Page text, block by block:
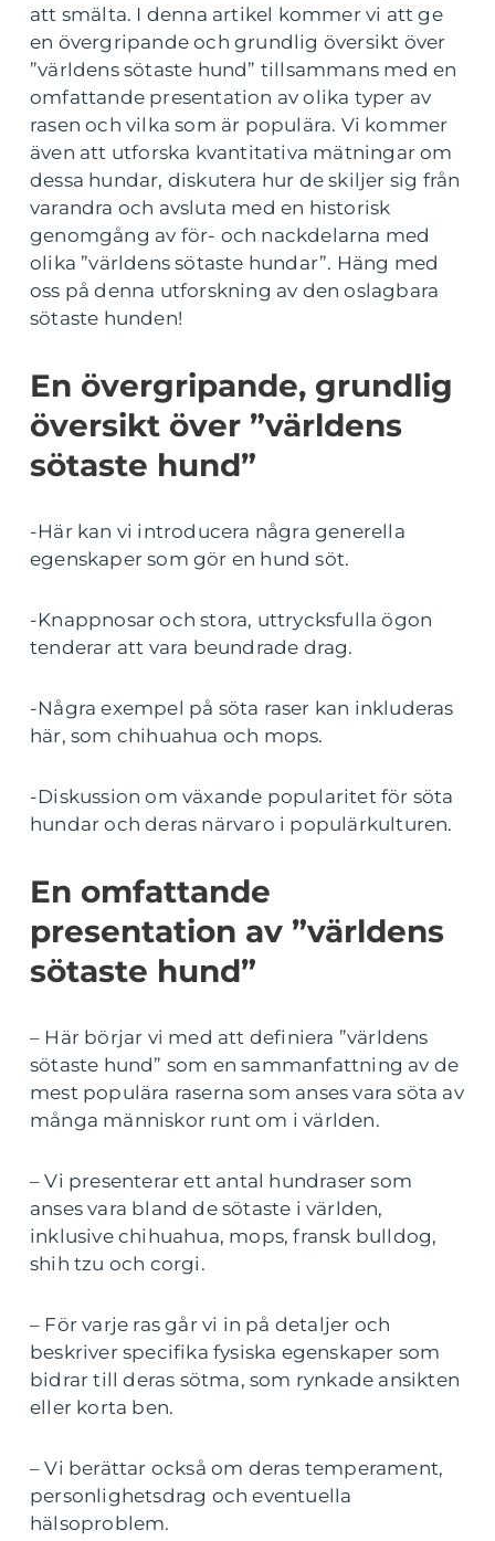
att smälta. I denna artikel kommer vi att ge
en övergripande och grundlig översikt över
”världens sötaste hund” tillsammans med en
omfattande presentation av olika typer av
rasen och vilka som är populära. Vi kommer
även att utforska kvantitativa mätningar om
dessa hundar, diskutera hur de skiljer sig från
varandra och avsluta med en historisk
genomgång av för- och nackdelarna med
olika ”världens sötaste hundar”. Häng med
oss på denna utforskning av den oslagbara
sötaste hunden!
En övergripande, grundlig
översikt över ”världens
sötaste hund”
-Här kan vi introducera några generella
egenskaper som gör en hund söt.
-Knappnosar och stora, uttrycksfulla ögon
tenderar att vara beundrade drag.
-Några exempel på söta raser kan inkluderas
här, som chihuahua och mops.
-Diskussion om växande popularitet för söta
hundar och deras närvaro i populärkulturen.
En omfattande
presentation av ”världens
sötaste hund”
– Här börjar vi med att definiera ”världens
sötaste hund” som en sammanfattning av de
mest populära raserna som anses vara söta av
många människor runt om i världen.
– Vi presenterar ett antal hundraser som
anses vara bland de sötaste i världen,
inklusive chihuahua, mops, fransk bulldog,
shih tzu och corgi.
– För varje ras går vi in på detaljer och
beskriver specifika fysiska egenskaper som
bidrar till deras sötma, som rynkade ansikten
eller korta ben.
– Vi berättar också om deras temperament,
personlighetsdrag och eventuella
hälsoproblem.